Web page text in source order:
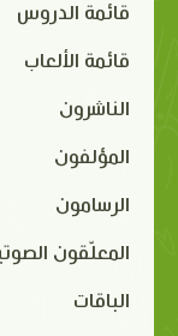
قائمة الدروس
قائمة الألعاب
الناشرون
المؤلفون
الرسامون
المعلّقون
الباقات